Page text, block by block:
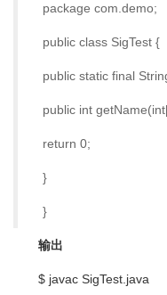
package com.demo;
public class SigTest {
public static final
public int
return 0;
}
}
输出
$ javac SigTest.java